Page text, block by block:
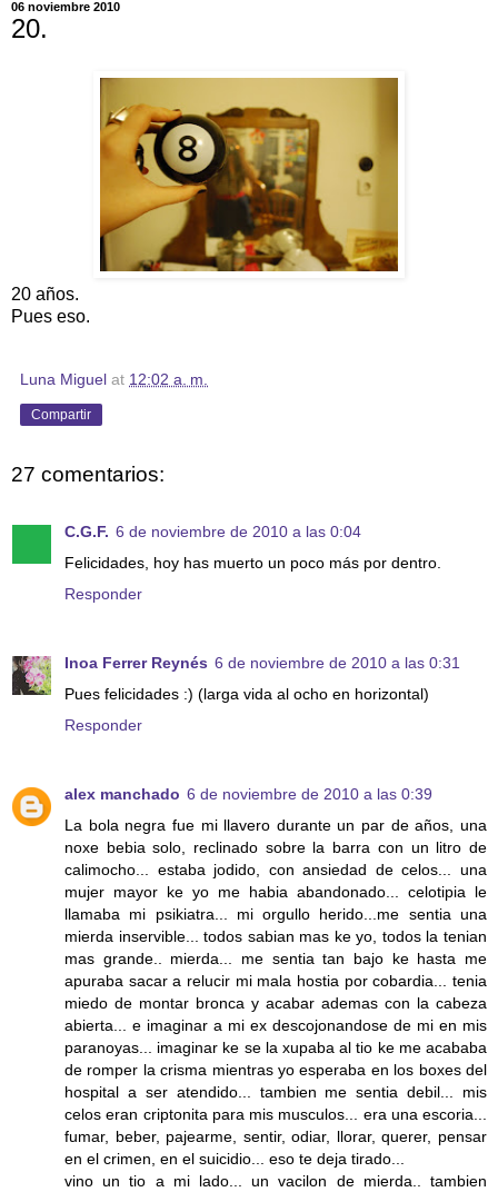
06 noviembre 2010
20.
20 años.
Pues eso.
Luna Miguel at 12:02 a. m.
Compartir
27 comentarios:
C.G.F. 6 de noviembre de 2010 a las 0:04
Felicidades, hoy has muerto un poco más por dentro.
Responder
Inoa Ferrer Reynés 6 de noviembre de 2010 a las 0:31
Pues felicidades :) (larga vida al ocho en horizontal)
Responder
alex manchado 6 de noviembre de 2010 a las 0:39
La bola negra fue mi llavero durante un par de años, una
noxe bebia solo, reclinado sobre la barra con un litro de
calimocho... estaba jodido, con ansiedad de celos... una
mujer mayor ke yo me habia abandonado... celotipia le
llamaba mi psikiatra... mi orgullo herido...me sentia una
mierda inservible... todos sabian mas ke yo, todos la tenian
mas grande.. mierda... me sentia tan bajo ke hasta me
apuraba sacar a relucir mi mala hostia por cobardia... tenia
miedo de montar bronca y acabar ademas con la cabeza
abierta... e imaginar a mi ex descojonandose de mi en mis
paranoyas... imaginar ke se la xupaba al tio ke me acababa
de romper la crisma mientras yo esperaba en los boxes del
hospital a ser atendido... tambien me sentia debil... mis
celos eran criptonita para mis musculos... era una escoria...
fumar, beber, pajearme, sentir, odiar, llorar, querer, pensar
en el crimen, en el suicidio... eso te deja tirado...
vino un tio a mi lado... un vacilon de mierda.. tambien